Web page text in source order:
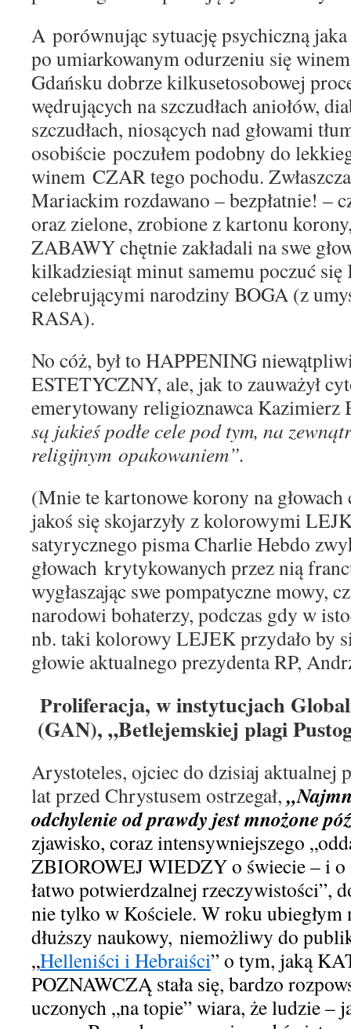
A porównując sytuację psychiczną
po umiarkowanym odurzeniu się
Gdańsku dobrze kilkusetosobowej
wędrujących na szczudłach aniołów,
szczudłach, niosących nad głowami
osobiście poczułem podobny do
winem CZARtego pochodu.
Mariackim rozdawano – bezpłatnie! –
orazzielone, zrobione z kartonu
ZABAWY chętnie zakładali na swe
kilkadziesiąt minut samemu poczuć
celebrującymi narodziny BOGA (z
RASA).
No cóż, był to HAPPENING
ESTETYCZNY, ale, jak to zauważył
emerytowany religioznawca Kazimierz
są jakieś podłe cele pod tym, na zewną
religijnym opakowaniem”.
(Mnie tekartonowekorony na głowach
jakoś się skojarzyły z kolorowymi
satyrycznego pismaCharlie Hebdo
głowach krytykowanychprzez nią
wygłaszając swepompatycznemowy,
narodowi bohaterzy, podczas gdy w
nb. takikolorowy LEJEK przydało by
głowie aktualnego prezydenta RP,
Proliferacja, w instytucjach
(GAN), „Betlejemskiej plagi
Arystoteles, ojciecdo dzisiaj aktualnej
lat przed Chrystusemostrzegał,
odchylenie od prawdy jest mnożone
zjawisko, coraz intensywniejszego
ZBIOROWEJWIEDZYo świecie – i o
łatwo potwierdzalnej rzeczywistości”,
nie tylko w Kościele. W roku ubiegłym
dłuższy naukowy, niemożliwy do
„Helleniści i Hebraiści”o tym, jaką
POZNAWCZĄ stała się, bardzo
uczonych „na topie”wiara, że ludzie –